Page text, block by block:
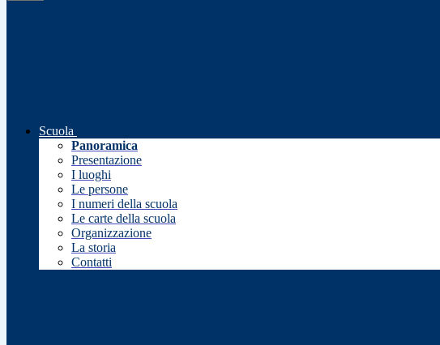
Scuola
Panoramica
Presentazione
I luoghi
Le persone
I numeri della scuola
Le carte della scuola
Organizzazione
La storia
Contatti